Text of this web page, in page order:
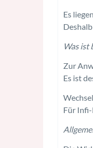
Es
Was ist
Zur
Es ist
Für